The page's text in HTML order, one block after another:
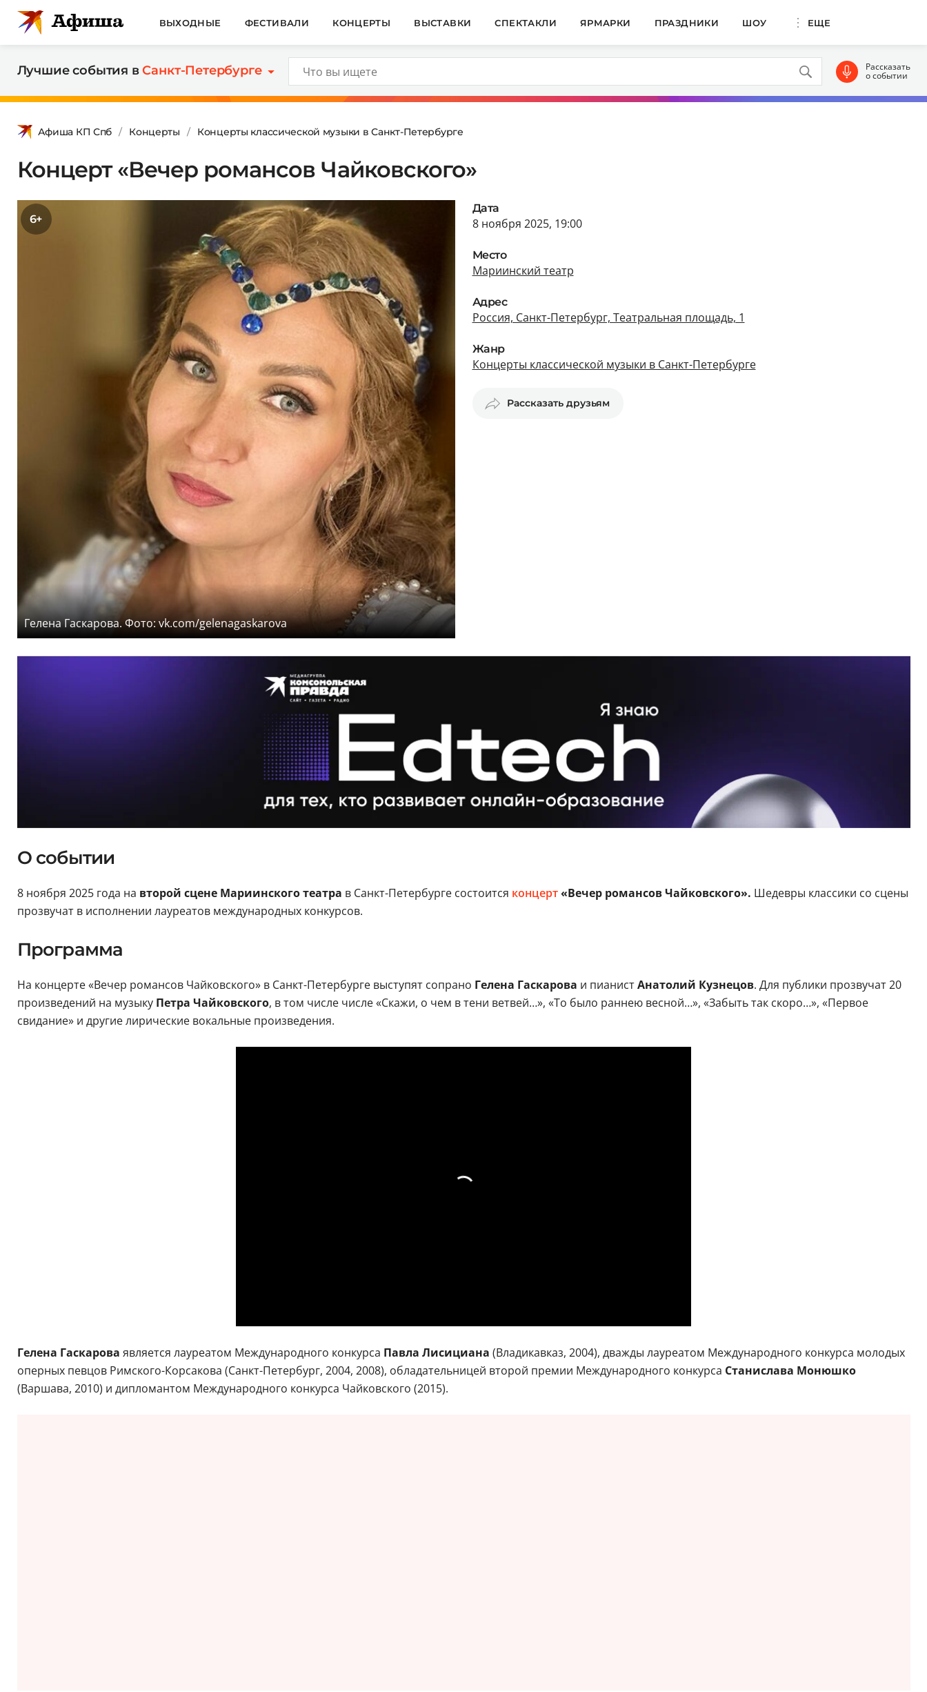
ВЫХОДНЫЕ ФЕСТИВАЛИ КОНЦЕРТЫ ВЫСТАВКИ СПЕКТАКЛИ ЯРМАРКИ ПРАЗДНИКИ ШОУ ЕЩЕ
Лучшие события вСанкт-Петербурге Рассказать
о событии
Афиша КП Спб Концерты Концерты классической музыки в Санкт-Петербурге
Концерт «Вечер романсов Чайковского»
6+
Гелена Гаскарова. Фото: vk.com/gelenagaskarova
Дата
8 ноября 2025, 19:00
Место
Мариинский театр
Адрес
Россия, Санкт-Петербург, Театральная площадь, 1
Жанр
Концерты классической музыки в Санкт-Петербурге
Рассказать друзьям
О событии
8 ноября 2025 года на второй сцене Мариинского театра в Санкт-Петербурге состоится концерт«Вечер романсов Чайковского». Шедевры классики со сцены
прозвучат в исполнении лауреатов международных конкурсов.
Программа
На концерте «Вечер романсов Чайковского» в Санкт-Петербурге выступят сопрано Гелена Гаскарова и пианистАнатолий Кузнецов. Для публики прозвучат 20
произведений на музыку Петра Чайковского, в том числе числе «Скажи, о чем в тени ветвей…», «То было раннею весной…», «Забыть так скоро…», «Первое
свидание» и другие лирические вокальные произведения.
Гелена Гаскарова является лауреатом Международного конкурса Павла Лисициана (Владикавказ, 2004), дважды лауреатом Международного конкурса молодых
оперных певцов Римского-Корсакова (Санкт-Петербург, 2004, 2008), обладательницей второй премии Международного конкурса Станислава Монюшко
(Варшава, 2010) и дипломантом Международного конкурса Чайковского (2015).